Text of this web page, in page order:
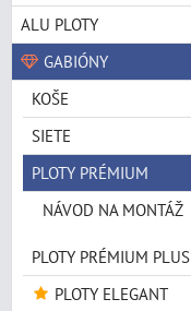
ALU PLOTY
GABIÓNY
KOŠE
SIETE
PLOTY PRÉMIUM
NÁVOD NA MONTÁŽ
PLOTY PRÉMIUM PLUS
PLOTY ELEGANT